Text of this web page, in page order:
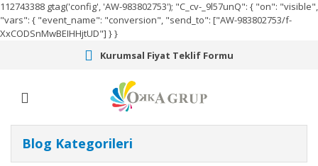
112743388 gtag('config', 'AW-983802753'); "C_cv-_9l57unQ": { "on": "visible",
"vars": { "event_name": "conversion", "send_to": ["AW-983802753/f-
XxCODSnMwBEIHHjtUD"] } }
Kurumsal Fiyat Teklif Formu
Blog Kategorileri